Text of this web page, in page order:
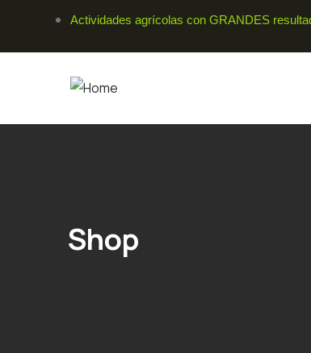
Actividades agrícolas con GRANDES
Shop